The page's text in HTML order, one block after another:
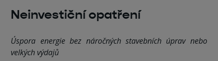
Neinvestiční opatření
Úspora energie bez náročných stavebních úprav nebo
velkých výdajů